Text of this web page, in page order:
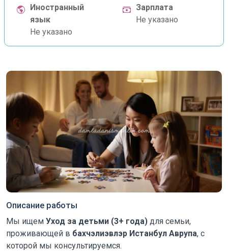
Иностранный
язык
Не указано
Зарплата
Не указано
Описание работы
Мы ищем Уход за детьми (3+ года) для семьи,
проживающей в бахчэлиэвлэр Истанбул Аврупа, с
которой мы консультируемся.